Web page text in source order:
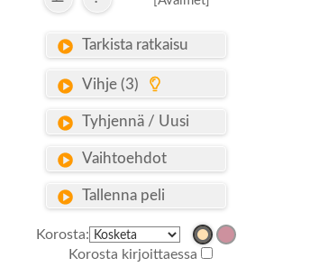
Tarkista ratkaisu
Vihje (3)
Tyhjennä / Uusi
Vaihtoehdot
Tallenna peli
Korosta:
Korosta kirjoittaessa